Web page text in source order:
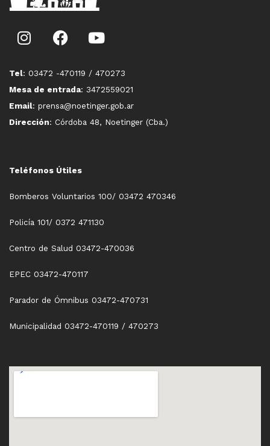
Tel: 03472 -470119 / 470273
Mesa de entrada: 3472559021
Email: prensa@noetinger.gob.ar
Dirección: Córdoba 48, Noetinger (Cba.)
Teléfonos Útiles
Bomberos Voluntarios 100/ 03472 470346
Policía 101/ 0372 471130
Centro de Salud 03472-470036
EPEC 03472-470117
Parador de Ómnibus 03472-470731
Municipalidad 03472-470119 / 470273